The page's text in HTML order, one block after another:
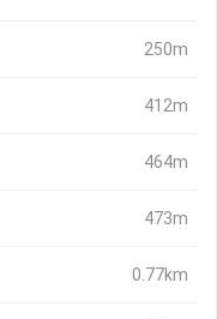
250m
412m
464m
473m
0.77km